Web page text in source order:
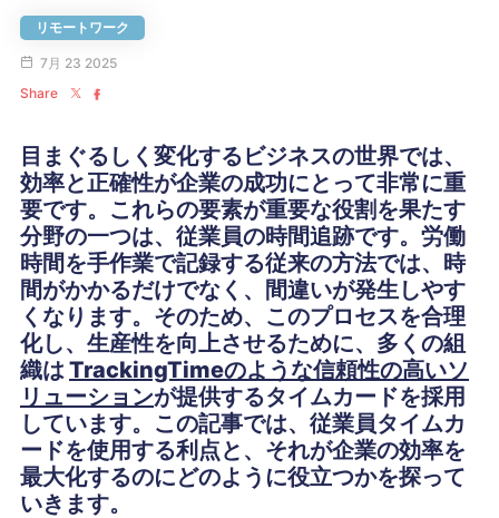
リモートワーク
7月 23 2025
Share
目まぐるしく変化するビジネスの世界では、
効率と正確性が企業の成功にとって非常に重
要です。これらの要素が重要な役割を果たす
分野の一つは、従業員の時間追跡です。労働
時間を手作業で記録する従来の方法では、時
間がかかるだけでなく、間違いが発生しやす
くなります。そのため、このプロセスを合理
化し、生産性を向上させるために、多くの組
織はTrackingTimeのような信頼性の高いソ
リューションが提供するタイムカードを採用
しています。この記事では、従業員タイムカ
ードを使用する利点と、それが企業の効率を
最大化するのにどのように役立つかを探って
いきます。